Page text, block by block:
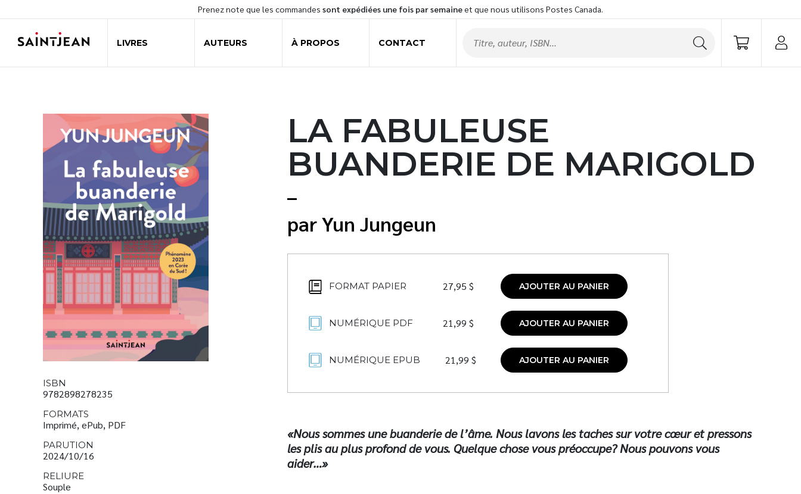
Prenez note que les commandes sont expédiées une fois par semaineet que nous utilisons Postes Canada.
LIVRES AUTEURS À PROPOS CONTACT
LA FABULEUSE
BUANDERIE DE MARIGOLD
Yun Jungeun
FORMAT PAPIER 27,95 $ AJOUTER AU PANIER
NUMÉRIQUE PDF 21,99 $ AJOUTER AU PANIER
NUMÉRIQUE EPUB 21,99 $ AJOUTER AU PANIER
«Nous sommes une buanderie de l’âme. Nous lavons les taches sur votre cœur et pressons
les plis au plus profond de vous. Quelque chose vous préoccupe? Nous pouvons vous
aider…»
ISBN
9782898278235
FORMATS
Imprimé, ePub, PDF
PARUTION
2024/10/16
RELIURE
Souple